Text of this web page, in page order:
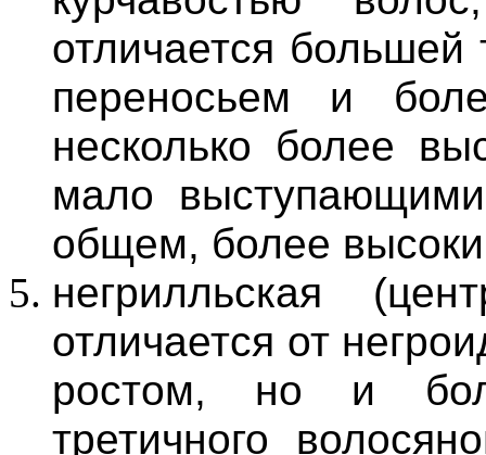
отличается
переносьем и
несколько более
мало
общем, более
негрилльская
отличается от
ростом, но и
третичного